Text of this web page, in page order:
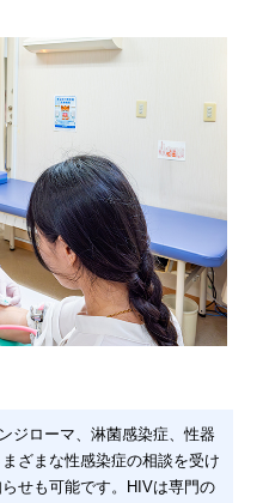
ジローマ、淋菌感染症、性器
ざまな性感染症の相談を受け
せも可能です。HIVは専門の